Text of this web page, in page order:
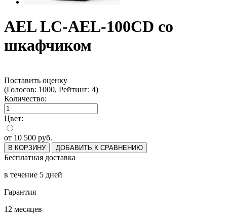
AEL LC-AEL-100CD со
шкафчиком
Поставить оценку
(Голосов: 1000, Рейтинг: 4)
Количество:
Цвет:
от 10 500 руб.
В КОРЗИНУ ДОБАВИТЬ К СРАВНЕНИЮ
Бесплатная доставка
в течение 5 дней
Гарантия
12 месяцев